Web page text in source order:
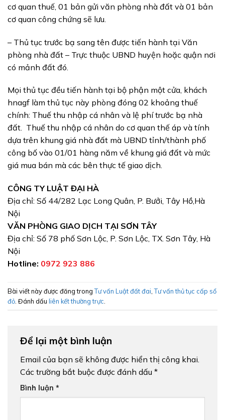
cơ quan thuế, 01 bản gửi văn phòng nhà đất và 01 bản
cơ quan công chứng sẽ lưu.
– Thủ tục trước bạ sang tên được tiến hành tại Văn
phòng nhà đất – Trực thuộc UBND huyện hoặc quận nơi
có mảnh đất đó.
Mọi thủ tục đều tiến hành tại bộ phận một cửa, khách
hnagf làm thủ tục này phòng đóng 02 khoảng thuế
chính: Thuế thu nhập cá nhân và lệ phí trước bạ nhà
đất. Thuế thu nhập cá nhân do cơ quan thế áp và tính
dựa trên khung giá nhà đất mà UBND tỉnh/thành phố
công bố vào 01/01 hàng năm về khung giá đất và mức
giá mua bán mà các bên thực tế giao dịch.
CÔNG TY LUẬT ĐẠI HÀ
Địa chỉ: Số 44/282 Lạc Long Quân, P. Bưởi, Tây Hồ,Hà
Nội
VĂN PHÒNG GIAO DỊCH TẠI SƠN TÂY
Địa chỉ: Số 78 phố Sơn Lộc, P. Sơn Lộc, TX. Sơn Tây, Hà
Nội
Hotline: 0972 923 886
Bài viết này được đăng trongTư vấn Luật đất đai ,Tư vấn thủ tục cấp sổ
đỏ . Đánh dấu liên kết thường trực
Để lại một bình luận
Email của bạn sẽ không được hiển thị công khai.
Các trường bắt buộc được đánh dấu *
Bình luận *